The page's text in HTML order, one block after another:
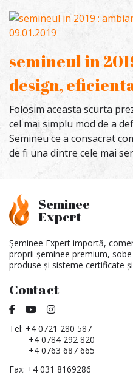
09.01.2019
semineul in
design,
Folosim aceasta scurta
cel mai simplu mod de a
Semineu ce a consacrat
de fi una dintre cele mai
Seminee
Expert
Șeminee Expert importă,
proprii șeminee premium,
produse și sisteme certificate
Contact
Tel: +4 0721 280 587
+4 0784 292 820
+4 0763 687 665
Fax: +4 031 8169286